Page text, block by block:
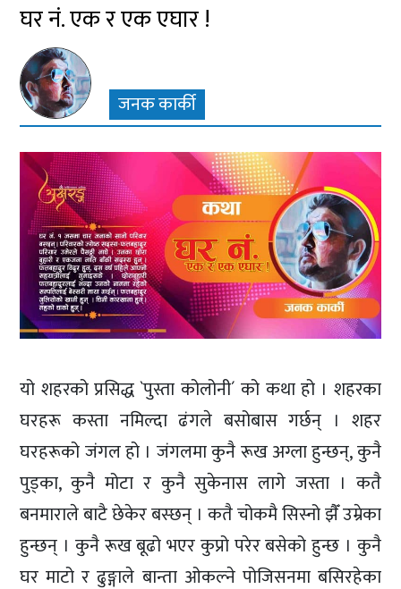
घर नं. एक र एक एघार !
जनक कार्की
यो शहरको प्रसिद्ध `पुस्ता कोलोनी´ को कथा हो । शहरका
घरहरू कस्ता नमिल्दा ढंगले बसोबास गर्छन् । शहर
घरहरूको जंगल हो । जंगलमा कुनै रूख अग्ला हुन्छन्, कुनै
पुड्का, कुनै मोटा र कुनै सुकेनास लागे जस्ता । कतै
बनमाराले बाटै छेकेर बस्छन् । कतै चोकमै सिस्नो झैँ उम्रेका
हुन्छन् । कुनै रूख बूढो भएर कुप्रो परेर बसेको हुन्छ । कुनै
घर माटो र ढुङ्गाले बान्ता ओकल्ने पोजिसनमा बसिरहेका